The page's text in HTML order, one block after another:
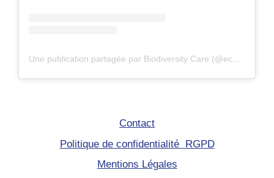
Une publication partagée par Biodiversity Care (@eco.volontaire)
Contact
Politique de confidentialité RGPD
Mentions Légales